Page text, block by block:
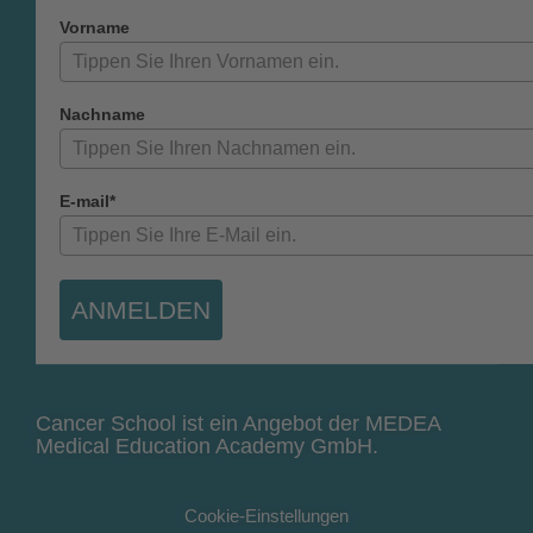
Vorname
Nachname
E-mail*
ANMELDEN
Cancer School ist ein Angebot der MEDEA
Medical Education Academy GmbH.
Cookie-Einstellungen